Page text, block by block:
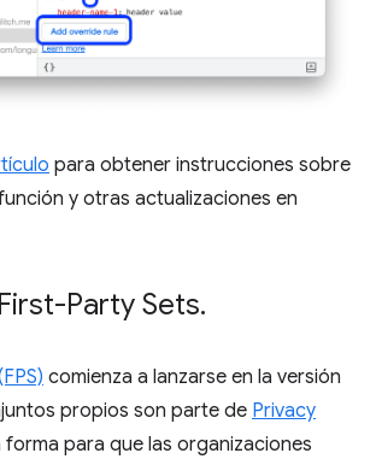
para obtener instrucciones sobre
y otras actualizaciones en
Party Sets.
comienza a lanzarse en la versión
propios son parte de Privacy
forma para que las organizaciones